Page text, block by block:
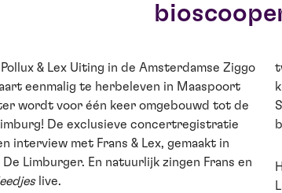
& Lex Uiting in de Amsterdamse Ziggo
eenmalig te herbeleven in Maaspoort
wordt voor één keer omgebouwd tot de
De exclusieve concertregistratie
interview met Frans & Lex, gemaakt in
Limburger. En natuurlijk zingen Frans en
live.